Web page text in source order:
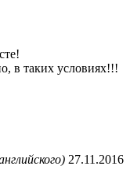
в таких условиях!!!
27.11.2016